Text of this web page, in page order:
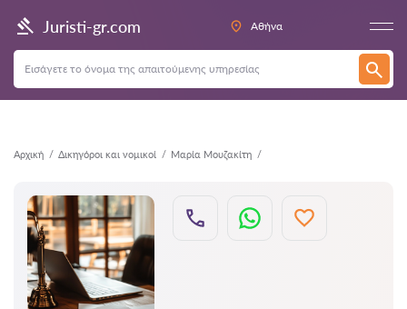
Juristi-gr.com Αθήνα
Αρχική Δικηγόροι και νομικοί Μαρία Μουζακίτη
Πίσω